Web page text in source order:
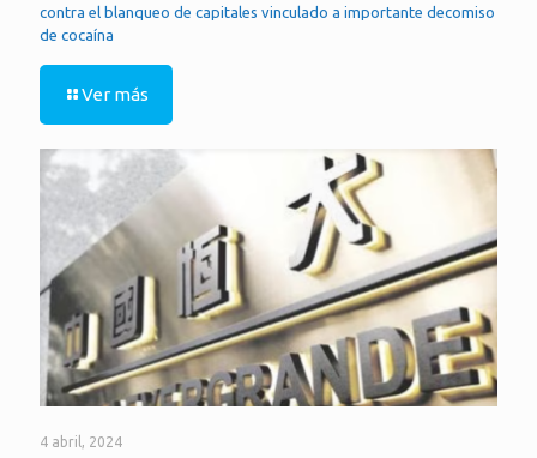
contra el blanqueo de capitales vinculado a importante decomiso
de cocaína
Ver más
4 abril, 2024